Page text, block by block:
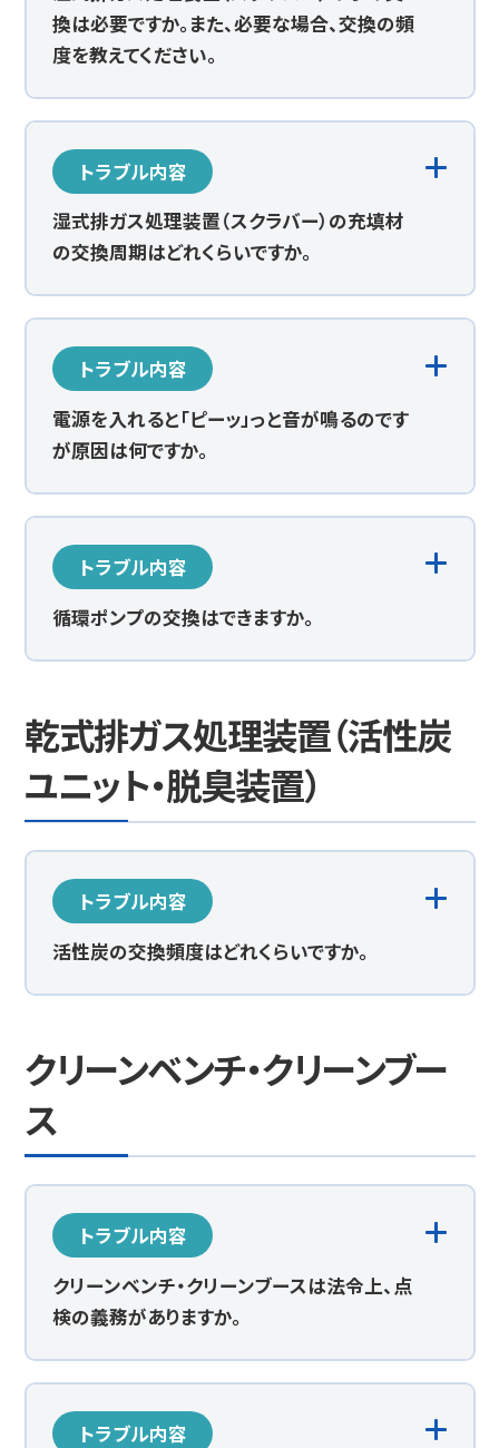
換は必要ですか。また、必要な場合、交換の頻
度を教えてください。
トラブル内容
湿式排ガス処理装置（スクラバー）の充填材
の交換周期はどれくらいですか。
トラブル内容
電源を入れると「ピーッ」っと音が鳴るのです
が原因は何ですか。
トラブル内容
循環ポンプの交換はできますか。
乾式排ガス処理装置（活性炭
ユニット・脱臭装置）
トラブル内容
活性炭の交換頻度はどれくらいですか。
クリーンベンチ・クリーンブー
ス
トラブル内容
クリーンベンチ・クリーンブースは法令上、点
検の義務がありますか。
トラブル内容